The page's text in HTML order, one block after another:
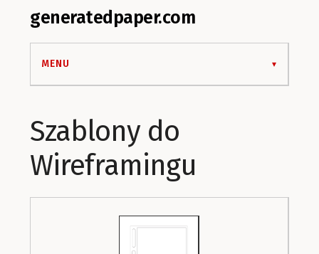
generatedpaper.com
MENU
Szablony do
Wireframingu